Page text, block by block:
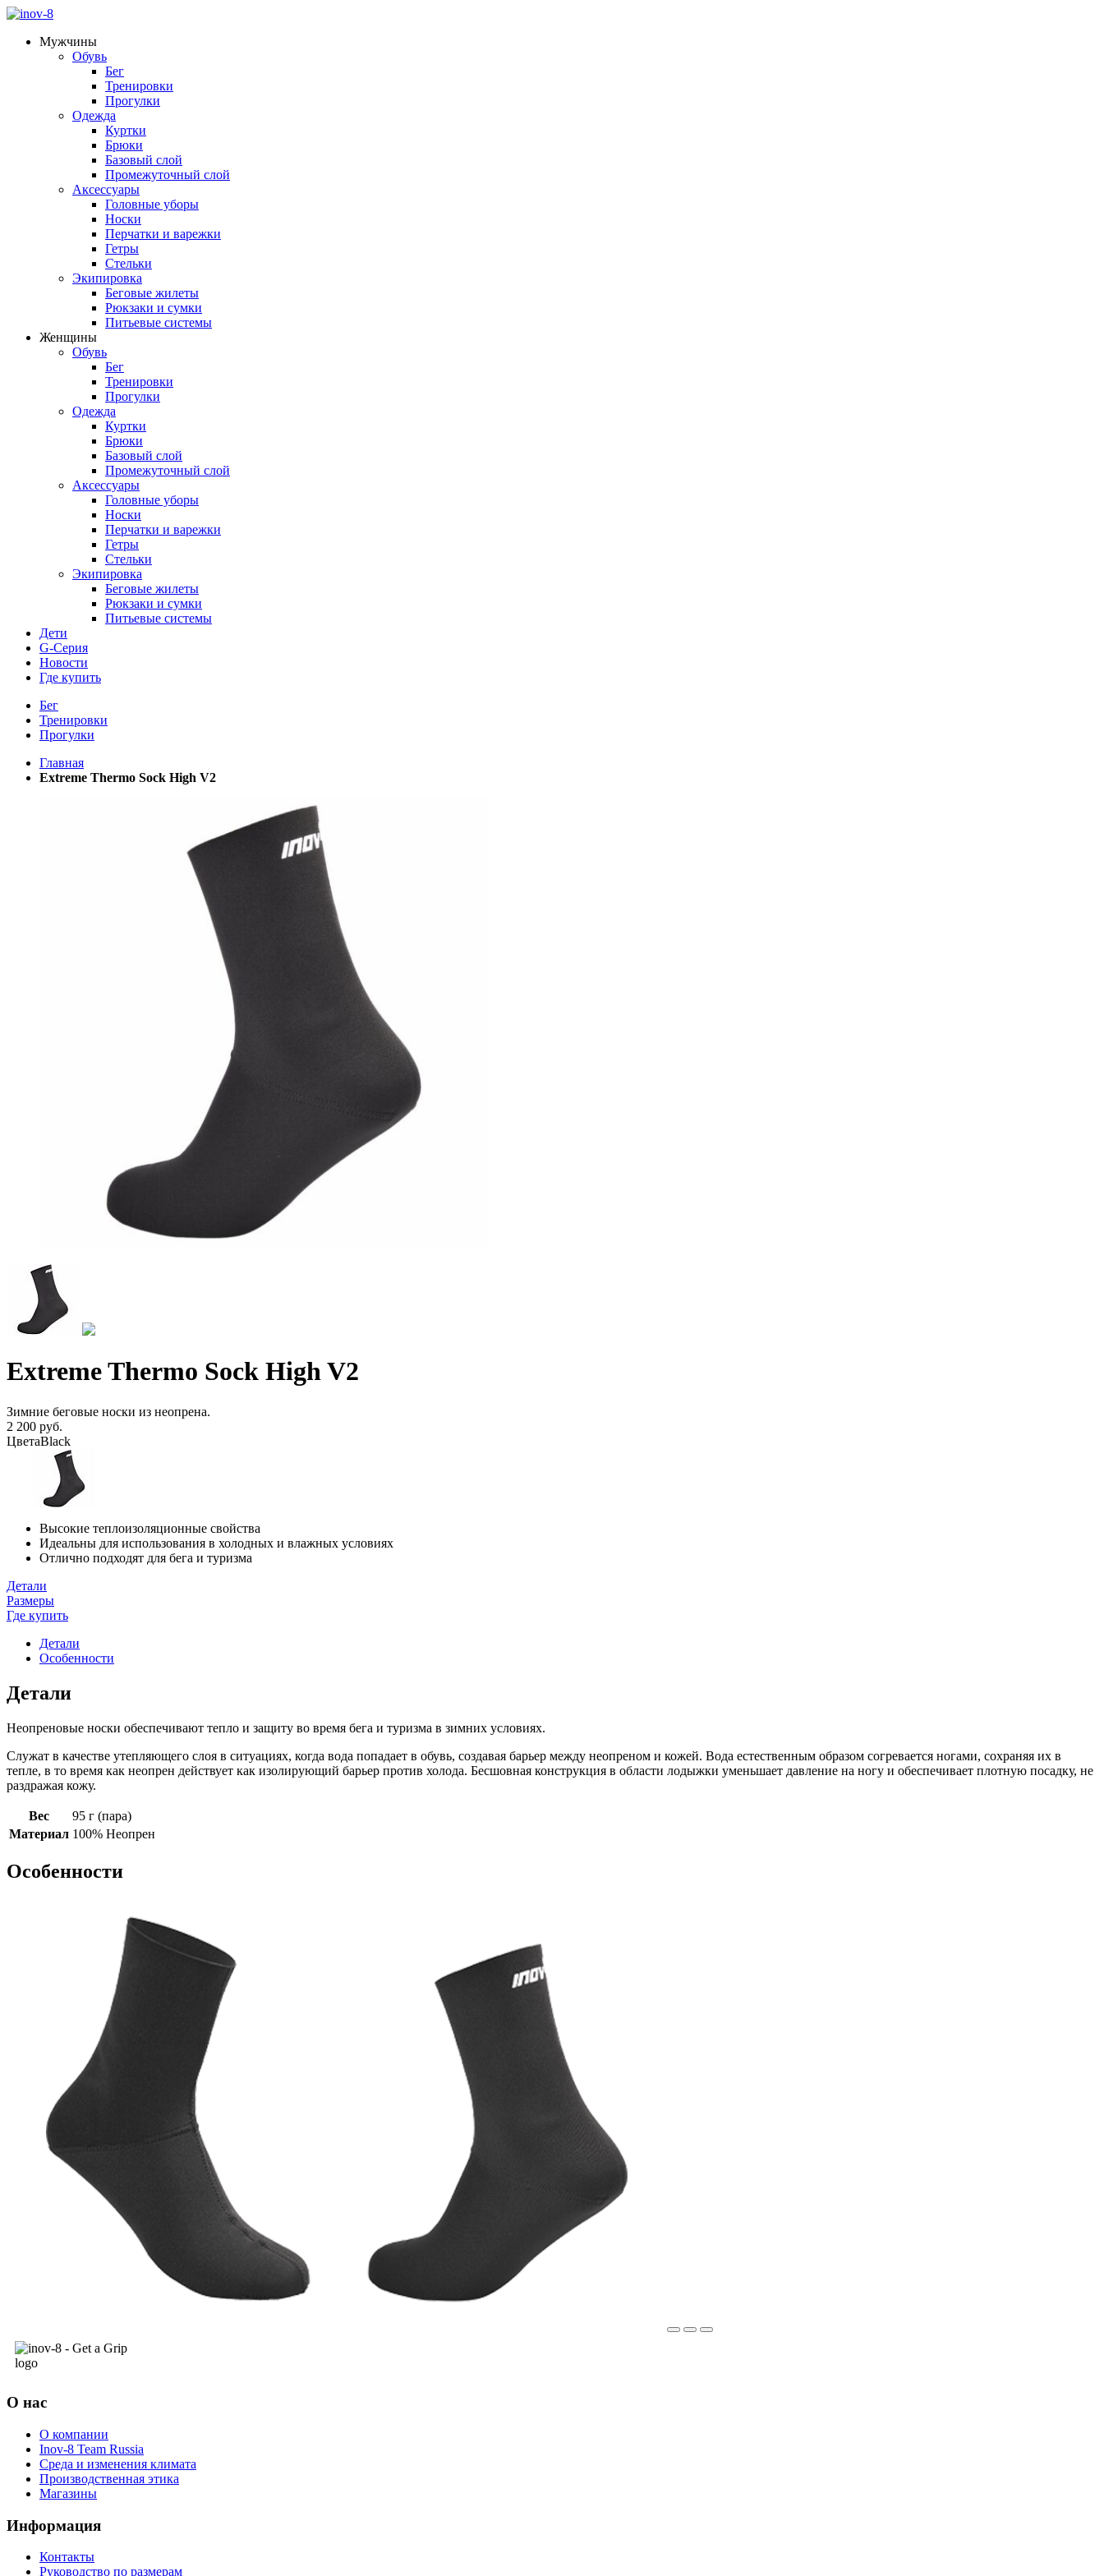
Мужчины
Обувь
Бег
Тренировки
Прогулки
Одежда
Куртки
Брюки
Базовый слой
Промежуточный слой
Аксессуары
Головные уборы
Носки
Перчатки и варежки
Гетры
Стельки
Экипировка
Беговые жилеты
Рюкзаки и сумки
Питьевые системы
Женщины
Обувь
Бег
Тренировки
Прогулки
Одежда
Куртки
Брюки
Базовый слой
Промежуточный слой
Аксессуары
Головные уборы
Носки
Перчатки и варежки
Гетры
Стельки
Экипировка
Беговые жилеты
Рюкзаки и сумки
Питьевые системы
Дети
G-Серия
Новости
Где купить
Бег
Тренировки
Прогулки
Главная
Extreme Thermo Sock High V2
Extreme Thermo Sock High V2
Зимние беговые носки из неопрена.
2 200 руб.
ЦветаBlack
Высокие теплоизоляционные свойства
Идеальны для использования в холодных и влажных условиях
Отлично подходят для бега и туризма
Детали
Размеры
Где купить
Детали
Особенности
Детали
Неопреновые носки обеспечивают тепло и защиту во время бега и туризма в зимних условиях.
Служат в качестве утепляющего слоя в ситуациях, когда вода попадает в обувь, создавая барьер между неопреном и кожей. Вода естественным образом согревается ногами, сохраняя их в
тепле, в то время как неопрен действует как изолирующий барьер против холода. Бесшовная конструкция в области лодыжки уменьшает давление на ногу и обеспечивает плотную посадку, не
раздражая кожу.
Вес
95 г (пара)
Материал 100% Неопрен
Особенности
О нас
О компании
Inov-8 Team Russia
Среда и изменения климата
Производственная этика
Магазины
Информация
Контакты
Руководство по размерам